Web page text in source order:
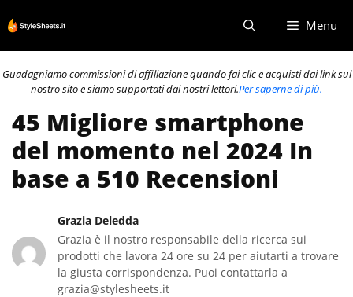
al
contenuto
Menu
Guadagniamo commissioni di affiliazione quando fai clic e acquisti dai link sul
nostro sito e siamo supportati dai nostri lettori.Per saperne di più.
45 Migliore smartphone
del momento nel 2024 In
base a 510 Recensioni
Grazia Deledda
Grazia è il nostro responsabile della ricerca sui
prodotti che lavora 24 ore su 24 per aiutarti a trovare
la giusta corrispondenza. Puoi contattarla a
grazia@stylesheets.it